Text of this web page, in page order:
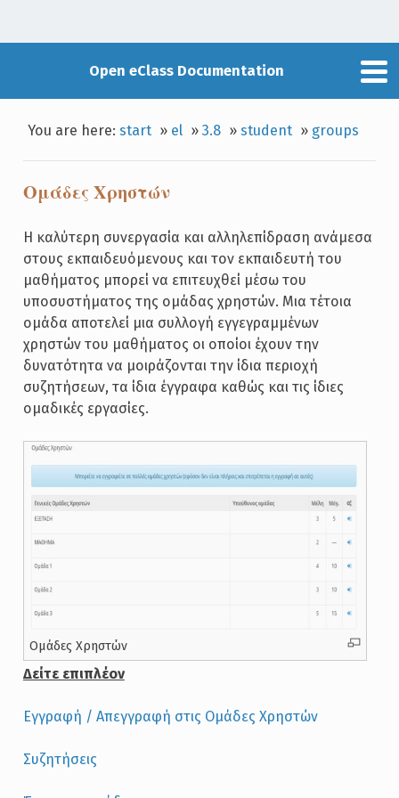
Open eClass Documentation
You are here:start » el »3.8 »student » groups
Ομάδες Χρηστών
Η καλύτερη συνεργασία και αλληλεπίδραση ανάμεσα
στους εκπαιδευόμενους και τον εκπαιδευτή του
μαθήματος μπορεί να επιτευχθεί μέσω του
υποσυστήματος της ομάδας χρηστών. Μια τέτοια
ομάδα αποτελεί μια συλλογή εγγεγραμμένων
χρηστών του μαθήματος οι οποίοι έχουν την
δυνατότητα να μοιράζονται την ίδια περιοχή
συζητήσεων, τα ίδια έγγραφα καθώς και τις ίδιες
ομαδικές εργασίες.
Ομάδες Χρηστών
Δείτε επιπλέον
Εγγραφή / Απεγγραφή στις Ομάδες Χρηστών
Συζητήσεις